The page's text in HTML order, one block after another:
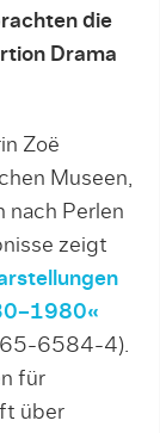
die
Drama
Zoë
Museen,
nach Perlen
zeigt
6584-4).
für
über